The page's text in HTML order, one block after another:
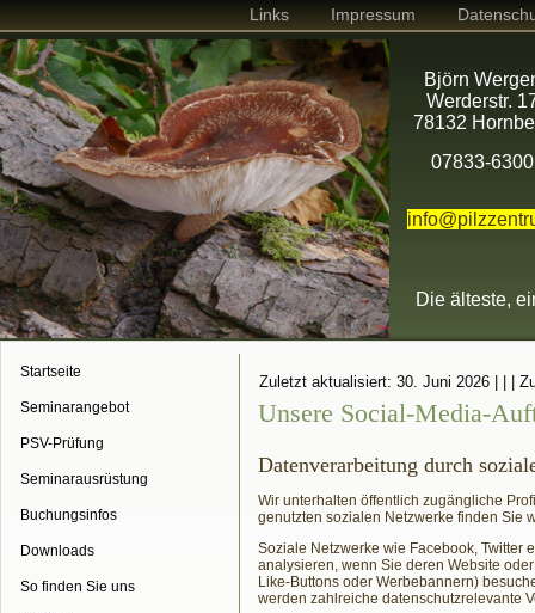
Links Impressum
Die älteste,
Björn
Werderstr.
78132
07833-6300
Startseite
Seminarangebot
PSV-Prüfung
Seminarausrüstung
Buchungsinfos
Downloads
So finden Sie uns
Zuletzt aktualisiert: 30. Juni 2026
Unsere Social-Media-
Datenverarbeitung durch
Wir unterhalten öffentlich zugängliche
genutzten sozialen Netzwerke finden Sie
Soziale Netzwerke wie Facebook, Twitter
analysieren, wenn Sie deren Website
Like-Buttons oder Werbebannern)
werden zahlreiche datenschutzrelevante